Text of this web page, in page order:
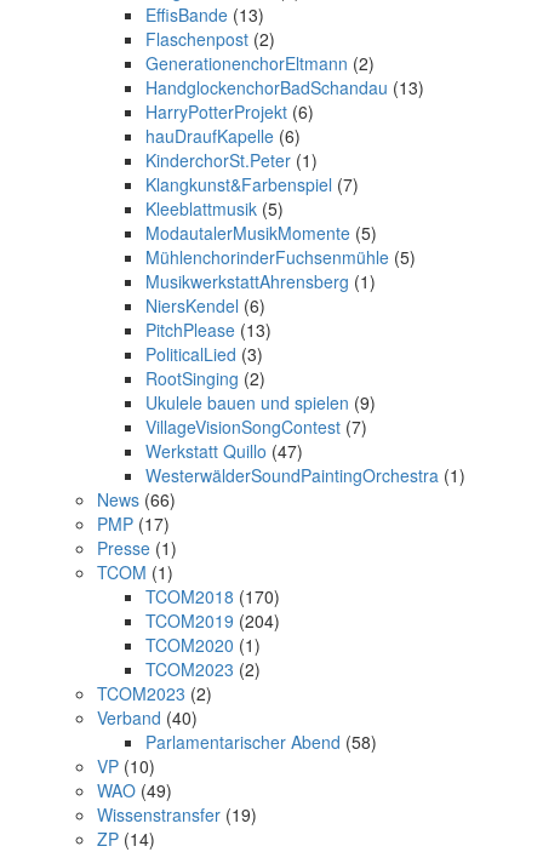
EffisBande (13)
Flaschenpost (2)
GenerationenchorEltmann (2)
HandglockenchorBadSchandau (13)
HarryPotterProjekt (6)
hauDraufKapelle (6)
KinderchorSt.Peter (1)
Klangkunst&Farbenspiel (7)
Kleeblattmusik (5)
ModautalerMusikMomente (5)
MühlenchorinderFuchsenmühle (5)
MusikwerkstattAhrensberg (1)
NiersKendel (6)
PitchPlease (13)
PoliticalLied (3)
RootSinging (2)
Ukulele bauen und spielen (9)
VillageVisionSongContest (7)
Werkstatt Quillo (47)
WesterwälderSoundPaintingOrchestra (1)
News (66)
PMP (17)
Presse (1)
TCOM (1)
TCOM2018 (170)
TCOM2019 (204)
TCOM2020 (1)
TCOM2023 (2)
TCOM2023 (2)
Verband (40)
Parlamentarischer Abend (58)
VP (10)
WAO (49)
Wissenstransfer (19)
ZP (14)